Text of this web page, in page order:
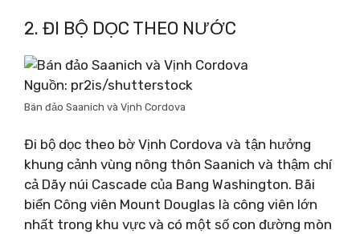
2. ĐI BỘ DỌC THEO NƯỚC
Nguồn: pr2is/shutterstock
Bán đảo Saanich và Vịnh Cordova
Đi bộ dọc theo bờ Vịnh Cordova và tận hưởng
khung cảnh vùng nông thôn Saanich và thậm chí
cả Dãy núi Cascade của Bang Washington. Bãi
biển Công viên Mount Douglas là công viên lớn
nhất trong khu vực và có một số con đường mòn